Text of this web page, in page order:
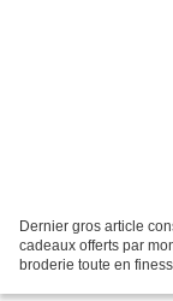
Dernier gros article
cadeaux offerts par
broderie toute en